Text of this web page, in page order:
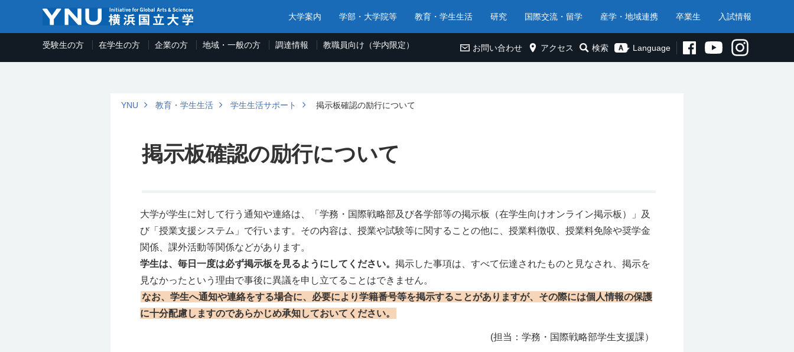
大学案内 学部・大学院等 教育・学生生活 研究 国際交流・留学 産学・地域連携 卒業生 入試情報
受験生の方 在学生の方 企業の方 地域・一般の方 調達情報 教職員向け（学内限定） お問い合わせ アクセス 検索 Language
YNU 教育・学生生活 学生生活サポート 掲示板確認の励行について
掲示板確認の励行について
大学が学生に対して行う通知や連絡は、「学務・国際戦略部及び各学部等の掲示板（在学生向けオンライン掲示板）」及
び「授業支援システム」で行います。その内容は、授業や試験等に関することの他に、授業料徴収、授業料免除や奨学金
関係、課外活動等関係などがあります。
学生は、毎日一度は必ず掲示板を見るようにしてください。 掲示した事項は、すべて伝達されたものと見なされ、掲示を
見なかったという理由で事後に異議を申し立てることはできません。
なお、学生へ通知や連絡をする場合に、必要により学籍番号等を掲示することがありますが、その際には個人情報の保護
に十分配慮しますのであらかじめ承知しておいてください。
(担当：学務・国際戦略部学生支援課）